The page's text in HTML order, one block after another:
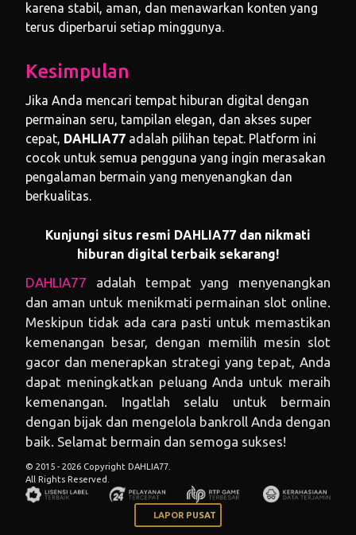
karena stabil, aman, dan menawarkan konten yang
terus diperbarui setiap minggunya.
Kesimpulan
Jika Anda mencari tempat hiburan digital dengan
permainan seru, tampilan elegan, dan akses super
cepat, DAHLIA77 adalah pilihan tepat. Platform ini
cocok untuk semua pengguna yang ingin merasakan
pengalaman bermain yang menyenangkan dan
berkualitas.
Kunjungi situs resmi DAHLIA77 dan nikmati
hiburan digital terbaik sekarang!
DAHLIA77 adalah tempat yang menyenangkan
dan aman untuk menikmati permainan slot online.
Meskipun tidak ada cara pasti untuk memastikan
kemenangan besar, dengan memilih mesin slot
gacor dan menerapkan strategi yang tepat, Anda
dapat meningkatkan peluang Anda untuk meraih
kemenangan. Ingatlah selalu untuk bermain
dengan bijak dan mengelola bankroll Anda dengan
baik. Selamat bermain dan semoga sukses!
© 2015 - 2026 Copyright DAHLIA77.
All Rights Reserved.
LAPOR PUSAT